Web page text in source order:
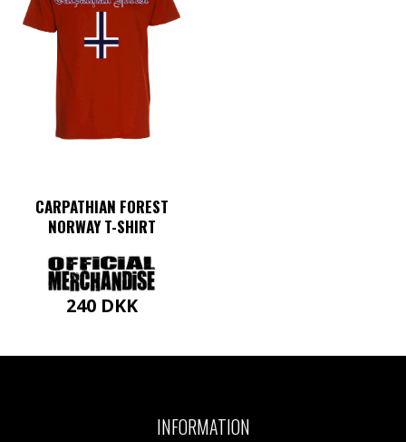
CARPATHIAN FOREST
NORWAY T-SHIRT
240 DKK
MulighederneINFORMATION